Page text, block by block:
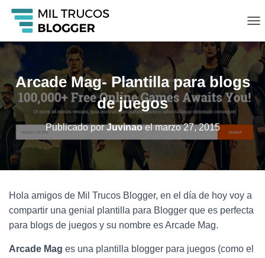
A
R
M
O
D
D
E
Arcade Mag- Plantilla para blogs
de juegos
Publicado porJuvinaoelmarzo 27, 2015
Hola amigos de Mil Trucos Blogger, en el día de hoy voy a
compartir una genial plantilla para Blogger que es perfecta
para blogs de juegos y su nombre es Arcade Mag.
Arcade Mag es una plantilla blogger para juegos (como el